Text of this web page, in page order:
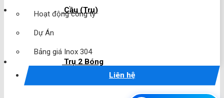
Hoạt động công ty
Dự Án
Bảng giá Inox 304
Liên hệ
Cầu (Trụ)
Trụ 2 Bóng